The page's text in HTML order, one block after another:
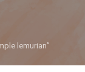
lemurian”